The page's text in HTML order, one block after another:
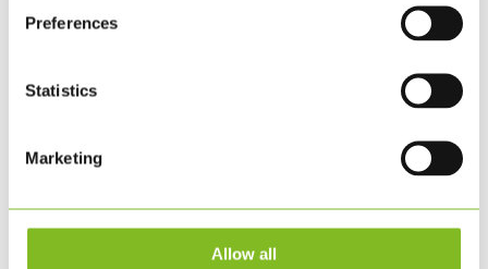
Preferences
Statistics
Marketing
Allow all
materiality assessment and...